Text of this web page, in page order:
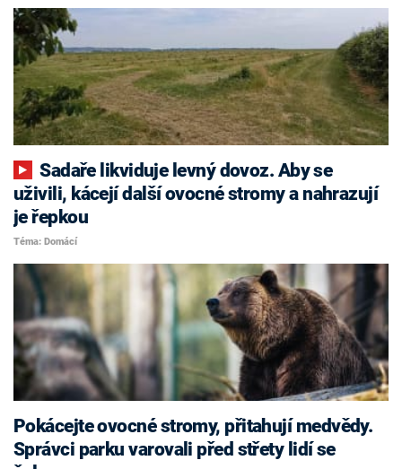
Sadaře likviduje levný dovoz. Aby se
uživili, kácejí další ovocné stromy a nahrazují
je řepkou
Téma: Domácí
Pokácejte ovocné stromy, přitahují medvědy.
Správci parku varovali před střety lidí se